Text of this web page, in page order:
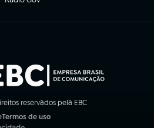
(abre em nova aba)
reservados pela EBC
Termos de uso
(abre em nova aba)